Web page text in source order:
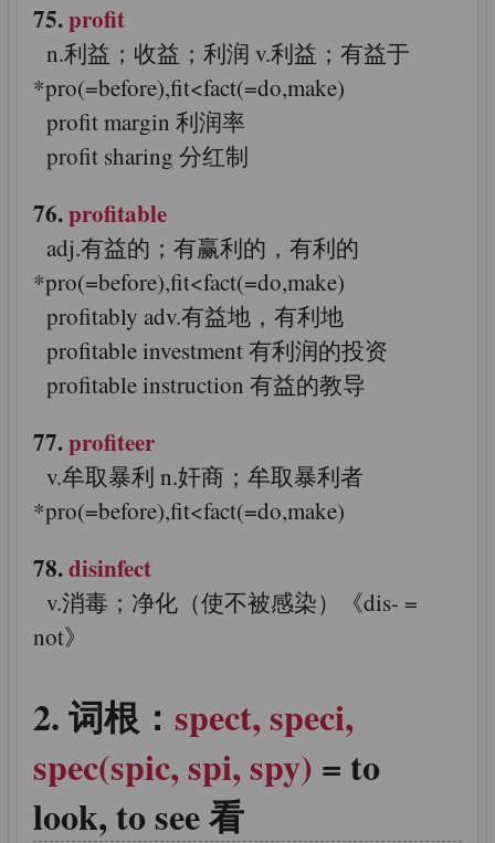
75.profit
n.利益；收益；利润 v.利益；有益于
*pro(=before),fit<fact(=do,make)
profit margin 利润率
profit sharing 分红制
76.profitable
adj.有益的；有赢利的，有利的
*pro(=before),fit<fact(=do,make)
profitably adv.有益地，有利地
profitable investment 有利润的投资
profitable instruction 有益的教导
77.profiteer
v.牟取暴利 n.奸商；牟取暴利者
*pro(=before),fit<fact(=do,make)
78.disinfect
v.消毒；净化（使不被感染）《dis- =
not》
词根： spect, speci,
spec(spic, spi, spy) = to
look, to see 看